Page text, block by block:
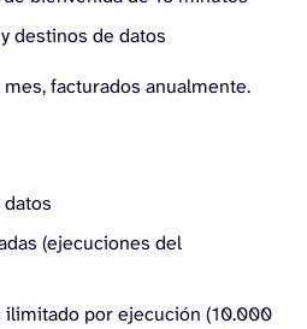
destinos de datos
facturados anualmente.
(ejecuciones del
ilimitado por ejecución (10.000